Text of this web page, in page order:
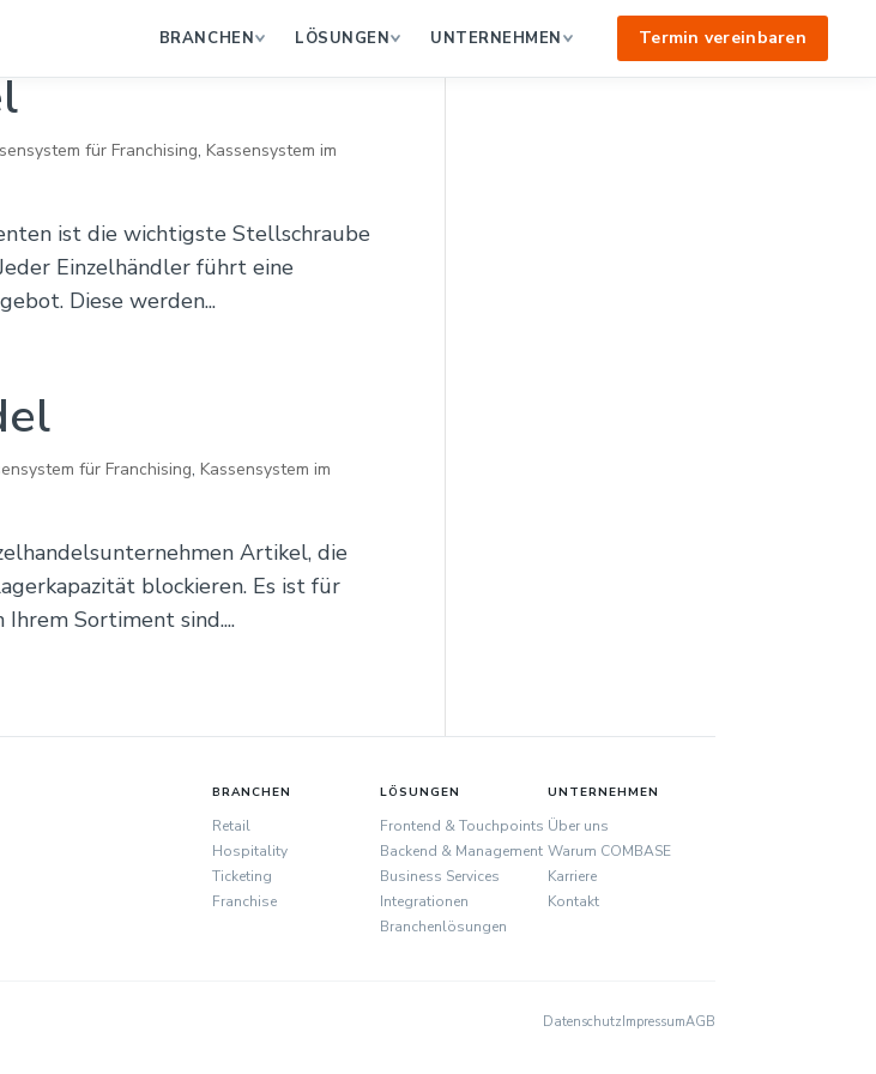
BRANCHEN LÖSUNGEN UNTERNEHMEN Termin vereinbaren
für Franchising,Kassensystem im
ist die wichtigste Stellschraube
Einzelhändler führt eine
Diese werden...
für Franchising,Kassensystem im
Artikel, die
blockieren. Es ist für
Sortiment sind....
BRANCHEN
Retail
Hospitality
Ticketing
Franchise
LÖSUNGEN
Frontend & Touchpoints
Backend & Management
Business Services
Integrationen
Branchenlösungen
UNTERNEHMEN
Über uns
Warum COMBASE
Karriere
Kontakt
DatenschutzImpressumAGB